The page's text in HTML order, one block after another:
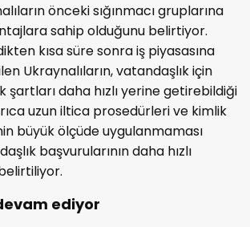
önceki sığınmacı gruplarına
sahip olduğunu belirtiyor.
kısa süre sonra iş piyasasına
Ukraynalıların, vatandaşlık için
şartları daha hızlı yerine getirebildiği
uzun iltica prosedürleri ve kimlik
büyük ölçüde uygulanmaması
başvurularının daha hızlı
ediyor